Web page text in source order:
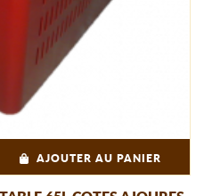
AJOUTER AU PANIER